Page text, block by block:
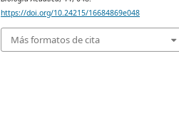
https://doi.org/10.24215/16684869e048
Más formatos de cita